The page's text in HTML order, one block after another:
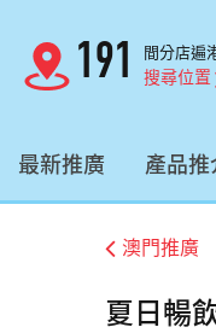
191 間分店遍
搜尋位置
最新推廣 產品推
澳門推廣
夏日暢